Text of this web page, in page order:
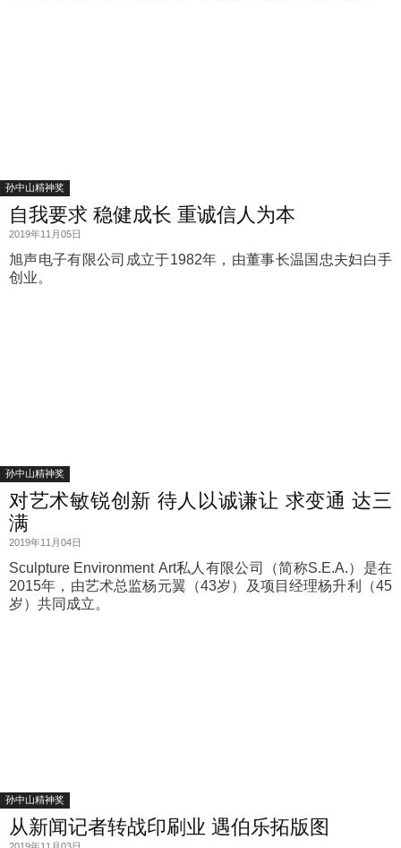
孙中山精神奖
自我要求 稳健成长 重诚信人为本
2019年11月05日
旭声电子有限公司成立于1982年，由董事长温国忠夫妇白手
创业。
孙中山精神奖
对艺术敏锐创新 待人以诚谦让 求变通 达三
满
2019年11月04日
Sculpture Environment Art私人有限公司（简称S.E.A.）是在
2015年，由艺术总监杨元翼（43岁）及项目经理杨升利（45
岁）共同成立。
孙中山精神奖
从新闻记者转战印刷业 遇伯乐拓版图